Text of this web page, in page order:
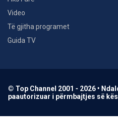
Video
Të gjitha programet
Guida TV
© Top Channel 2001 - 2026 •
paautorizuar i përmbajtjes së